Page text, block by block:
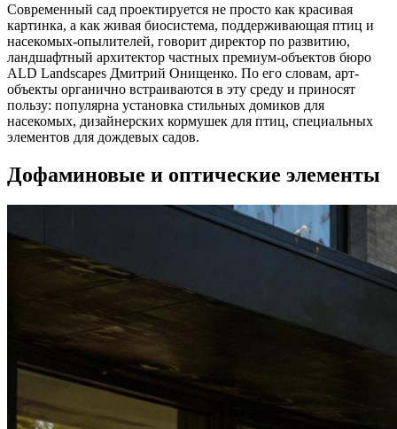
Современный сад проектируется не просто как красивая
картинка, а как живая биосистема, поддерживающая птиц и
насекомых-опылителей, говорит директор по развитию,
ландшафтный архитектор частных премиум-объектов бюро
ALD Landscapes Дмитрий Онищенко. По его словам, арт-
объекты органично встраиваются в эту среду и приносят
пользу: популярна установка стильных домиков для
насекомых, дизайнерских кормушек для птиц, специальных
элементов для дождевых садов.
Дофаминовые и оптические элементы